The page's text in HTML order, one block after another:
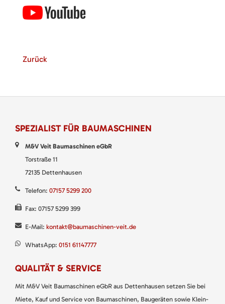
Zurück
SPEZIALIST FÜR BAUMASCHINEN
M&V Veit Baumaschinen eGbR
Torstraße 11
72135 Dettenhausen
Telefon: 07157 5299 200
Fax: 07157 5299 399
E-Mail: kontakt@baumaschinen-veit.de
WhatsApp: 0151 61147777
QUALITÄT & SERVICE
Mit M&V Veit Baumaschinen eGbR aus Dettenhausen setzen Sie bei
Miete, Kauf und Service von Baumaschinen, Baugeräten sowie Klein-